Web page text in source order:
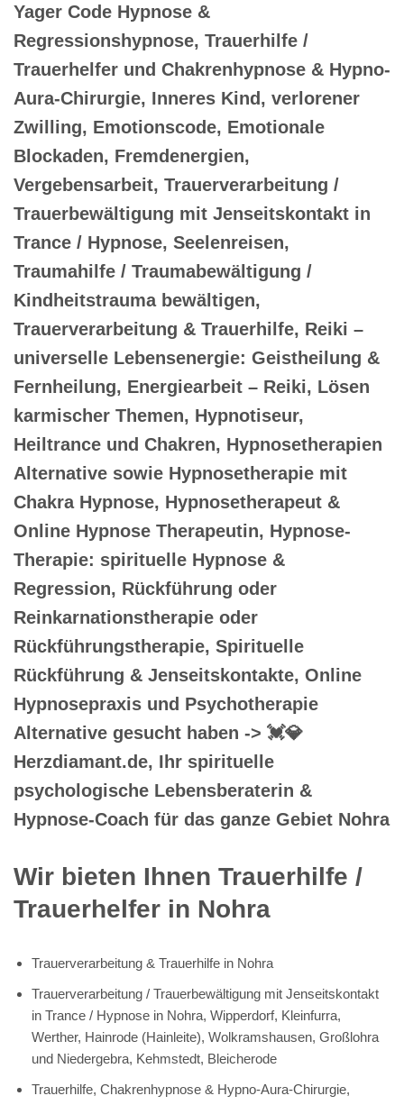
Yager Code Hypnose &
Regressionshypnose, Trauerhilfe /
Trauerhelfer und Chakrenhypnose & Hypno-
Aura-Chirurgie, Inneres Kind, verlorener
Zwilling, Emotionscode, Emotionale
Blockaden, Fremdenergien,
Vergebensarbeit, Trauerverarbeitung /
Trauerbewältigung mit Jenseitskontakt in
Trance / Hypnose, Seelenreisen,
Traumahilfe / Traumabewältigung /
Kindheitstrauma bewältigen,
Trauerverarbeitung & Trauerhilfe, Reiki –
universelle Lebensenergie: Geistheilung &
Fernheilung, Energiearbeit – Reiki, Lösen
karmischer Themen, Hypnotiseur,
Heiltrance und Chakren, Hypnosetherapien
Alternative sowie Hypnosetherapie mit
Chakra Hypnose, Hypnosetherapeut &
Online Hypnose Therapeutin, Hypnose-
Therapie: spirituelle Hypnose &
Regression, Rückführung oder
Reinkarnationstherapie oder
Rückführungstherapie, Spirituelle
Rückführung & Jenseitskontakte, Online
Hypnosepraxis und Psychotherapie
Alternative gesucht haben -> 💓️💎
Herzdiamant.de, Ihr spirituelle
psychologische Lebensberaterin &
Hypnose-Coach für das ganze Gebiet Nohra
Wir bieten Ihnen Trauerhilfe /
Trauerhelfer in Nohra
Trauerverarbeitung & Trauerhilfe in Nohra
Trauerverarbeitung / Trauerbewältigung mit Jenseitskontakt
in Trance / Hypnose in Nohra, Wipperdorf, Kleinfurra,
Werther, Hainrode (Hainleite), Wolkramshausen, Großlohra
und Niedergebra, Kehmstedt, Bleicherode
Trauerhilfe, Chakrenhypnose & Hypno-Aura-Chirurgie,